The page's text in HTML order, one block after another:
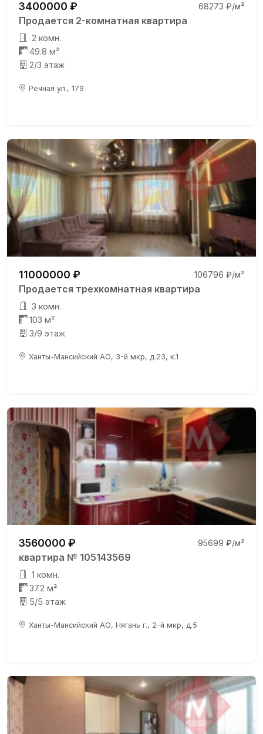
3400000 ₽ 68273 ₽/м²
Продается 2-комнатная квартира
2 комн.
49.8 м²
2/3 этаж
Речная ул., 179
11000000 ₽ 106796 ₽/м²
Продается трехкомнатная квартира
3 комн.
103 м²
3/9 этаж
Ханты-Мансийский АО, 3-й мкр, д.23, к.1
3560000 ₽ 95699 ₽/м²
квартира № 105143569
1 комн.
37.2 м²
5/5 этаж
Ханты-Мансийский АО, Нягань г., 2-й мкр, д.5